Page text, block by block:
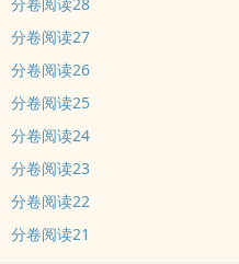
乔广澜：“谁不是一年只过一个生
一起吃饭的相亲对象：“这个饭店
了。”
分卷阅读27
分卷阅读26
分卷阅读25
分卷阅读24
分卷阅读23
分卷阅读22
分卷阅读21